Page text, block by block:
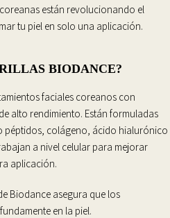
están revolucionando el
tu piel en solo una aplicación.
BIODANCE?
faciales coreanos con
alto rendimiento. Están formuladas
péptidos, colágeno, ácido hialurónico
a nivel celular para mejorar
aplicación.
Biodance asegura que los
en la piel.